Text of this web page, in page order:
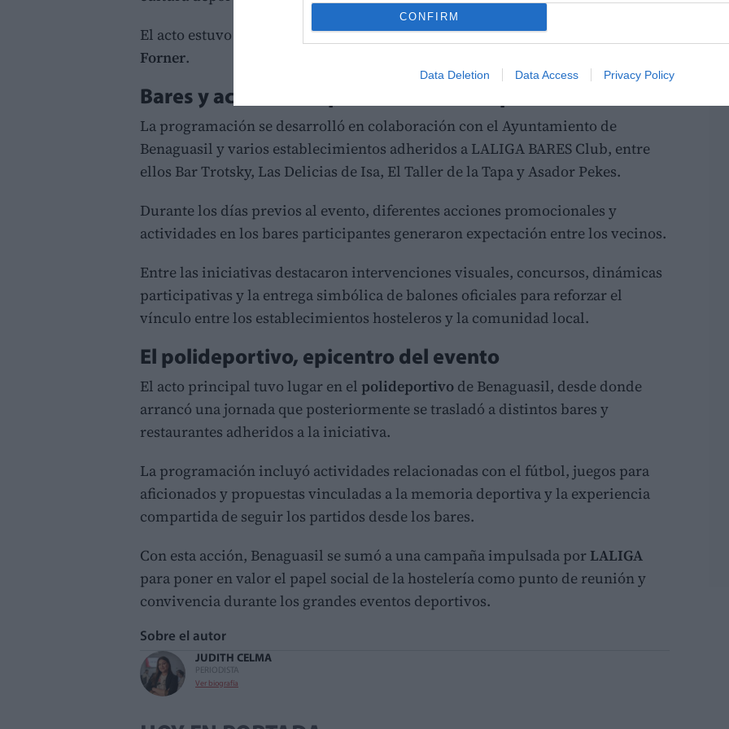
CONFIRM
Data Deletion Data Access Privacy Policy
El acto estuvo presentado por la periodista y creadora de contenido
Forner.
Bares y actividades por todo el municipio
La programación se desarrolló en colaboración con el Ayuntamiento de
Benaguasil y varios establecimientos adheridos a LALIGA BARES Club, entre
ellos Bar Trotsky, Las Delicias de Isa, El Taller de la Tapa y Asador Pekes.
Durante los días previos al evento, diferentes acciones promocionales y
actividades en los bares participantes generaron expectación entre los vecinos.
Entre las iniciativas destacaron intervenciones visuales, concursos, dinámicas
participativas y la entrega simbólica de balones oficiales para reforzar el
vínculo entre los establecimientos hosteleros y la comunidad local.
El polideportivo, epicentro del evento
El acto principal tuvo lugar en el polideportivo de Benaguasil, desde donde
arrancó una jornada que posteriormente se trasladó a distintos bares y
restaurantes adheridos a la iniciativa.
La programación incluyó actividades relacionadas con el fútbol, juegos para
aficionados y propuestas vinculadas a la memoria deportiva y la experiencia
compartida de seguir los partidos desde los bares.
Con esta acción, Benaguasil se sumó a una campaña impulsada por LALIGA
para poner en valor el papel social de la hostelería como punto de reunión y
convivencia durante los grandes eventos deportivos.
Sobre el autor
JUDITH CELMA
PERIODISTA
Ver biografía